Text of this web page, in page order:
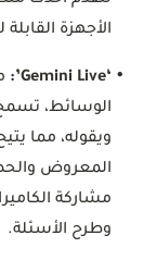
الأجهزة
•
‘Gemini Live’:
الوسائط،
ويقوله، مما
المعروض
وطرح الأسئلة.